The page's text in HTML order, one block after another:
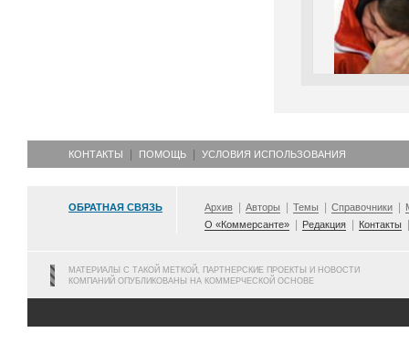
КОНТАКТЫ ПОМОЩЬ УСЛОВИЯ ИСПОЛЬЗОВАНИЯ
ОБРАТНАЯ СВЯЗЬ Архив Авторы Темы Справочники
О «Коммерсанте»
Редакция Контакты
МАТЕРИАЛЫ С ТАКОЙ МЕТКОЙ, ПАРТНЕРСКИЕ ПРОЕКТЫ И НОВОСТИ
КОМПАНИЙ ОПУБЛИКОВАНЫ НА КОММЕРЧЕСКОЙ ОСНОВЕ